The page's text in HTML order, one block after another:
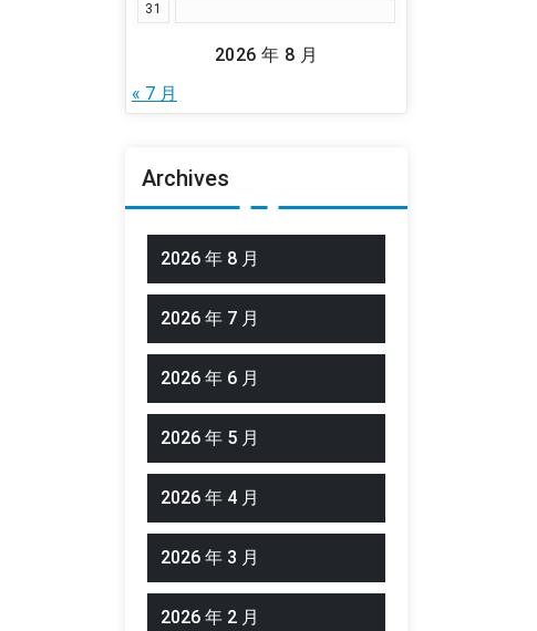
2026 年 8 月
31
« 7 月
Archives
2026 年 8 月
2026 年 7 月
2026 年 6 月
2026 年 5 月
2026 年 4 月
2026 年 3 月
2026 年 2 月